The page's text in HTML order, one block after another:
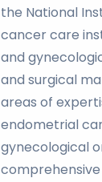
the National
cancer care
and
and surgical
areas of
endometrial
gynecological